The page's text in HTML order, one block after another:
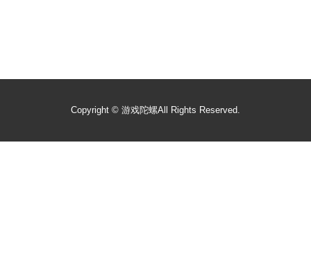
Copyright © 游戏陀螺All Rights Reserved.